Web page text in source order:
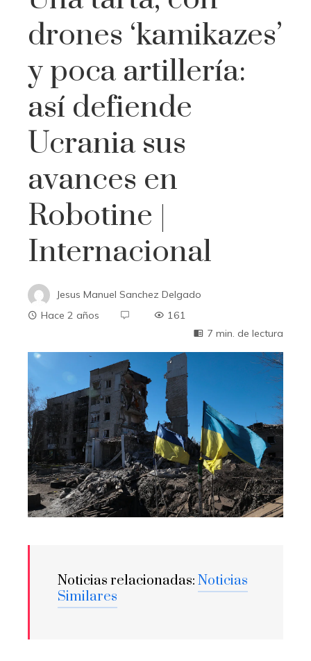
drones ‘kamikazes’
y poca artillería:
así defiende
Ucrania sus
avances en
Robotine |
Internacional
Jesus Manuel Sanchez Delgado
Hace 2 años
161
7 min. de lectura
Noticias relacionadas: Noticias
Similares